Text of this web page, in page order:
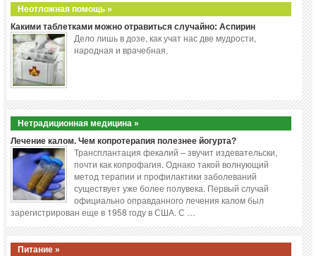
Неотложная помощь »
Какими таблетками можно отравиться случайно: Аспирин
Дело лишь в дозе, как учат нас две мудрости,
народная и врачебная.
Нетрадиционная медицина »
Лечение калом. Чем копротерапия полезнее йогурта?
Трансплантация фекалий – звучит издевательски,
почти как копрофагия. Однако такой волнующий
метод терапии и профилактики заболеваний
существует уже более полувека. Первый случай
официально оправданного лечения калом был
зарегистрирован еще в 1958 году в США. С …
Питание »